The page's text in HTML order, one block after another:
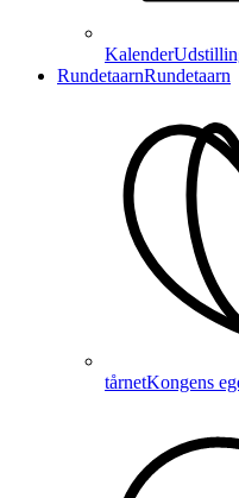
Kalender
RundetaarnRundetaarn
tårnetKongens